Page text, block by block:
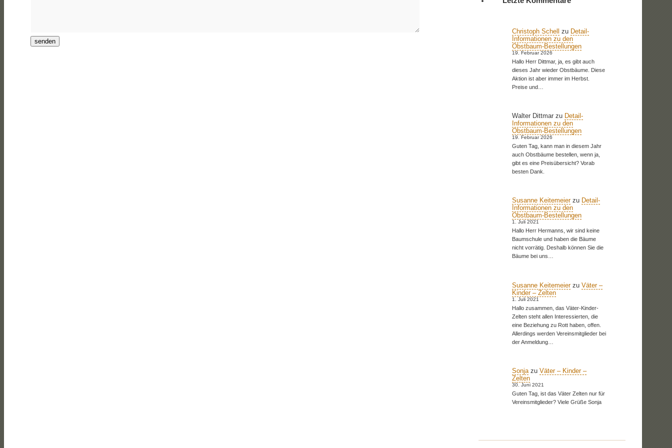
Christoph Schell zu Detail-
Informationen zu den
Obstbaum-Bestellungen
19. Februar 2026
Hallo Herr Dittmar, ja, es gibt auch
dieses Jahr wieder Obstbäume. Diese
Aktion ist aber immer im Herbst.
Preise und…
Walter Dittmarzu Detail-
Informationen zu den
Obstbaum-Bestellungen
19. Februar 2026
Guten Tag, kann man in diesem Jahr
auch Obstbäume bestellen, wenn ja,
gibt es eine Preisübersicht? Vorab
besten Dank.
Susanne Keitemeierzu Detail-
Informationen zu den
Obstbaum-Bestellungen
1. Juli 2021
Hallo Herr Hermanns, wir sind keine
Baumschule und haben die Bäume
nicht vorrätig. Deshalb können Sie die
Bäume bei uns…
Susanne Keitemeierzu Väter –
Kinder – Zelten
1. Juli 2021
Hallo zusammen, das Väter-Kinder-
Zelten steht allen Interessierten, die
eine Beziehung zu Rott haben, offen.
Allerdings werden Vereinsmitglieder bei
der Anmeldung…
Sonjazu Väter – Kinder –
Zelten
30. Juni 2021
Guten Tag, ist das Väter Zelten nur für
Vereinsmitglieder? Viele Grüße Sonja